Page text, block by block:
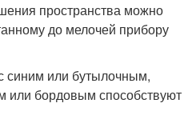
пространства можно
до мелочей прибору
синим или бутылочным,
или бордовым способствуют